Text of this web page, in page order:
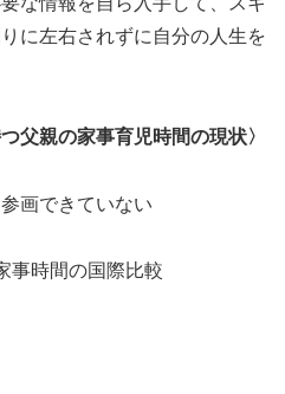
に左右されずに自分の人生を
父親の家事育児時間の現状〉
画できていない
事時間の国際比較